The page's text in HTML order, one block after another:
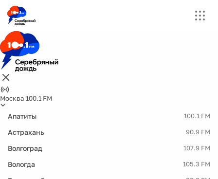
Москва 100.1 FM
Апатиты 100.1 FM
Астрахань 90.9 FM
Волгоград 107.9 FM
Вологда 105.3 FM